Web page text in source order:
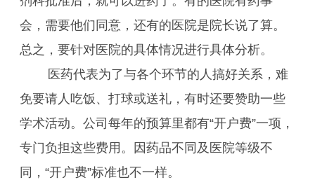
会，需要他们同意，还有的医院是院长说了算。
总之，要针对医院的具体情况进行具体分析。
医药代表为了与各个环节的人搞好关系，难
免要请人吃饭、打球或送礼，有时还要赞助一些
学术活动。公司每年的预算里都有“开户费”一项，
专门负担这些费用。因药品不同及医院等级不
同，“开户费”标准也不一样。